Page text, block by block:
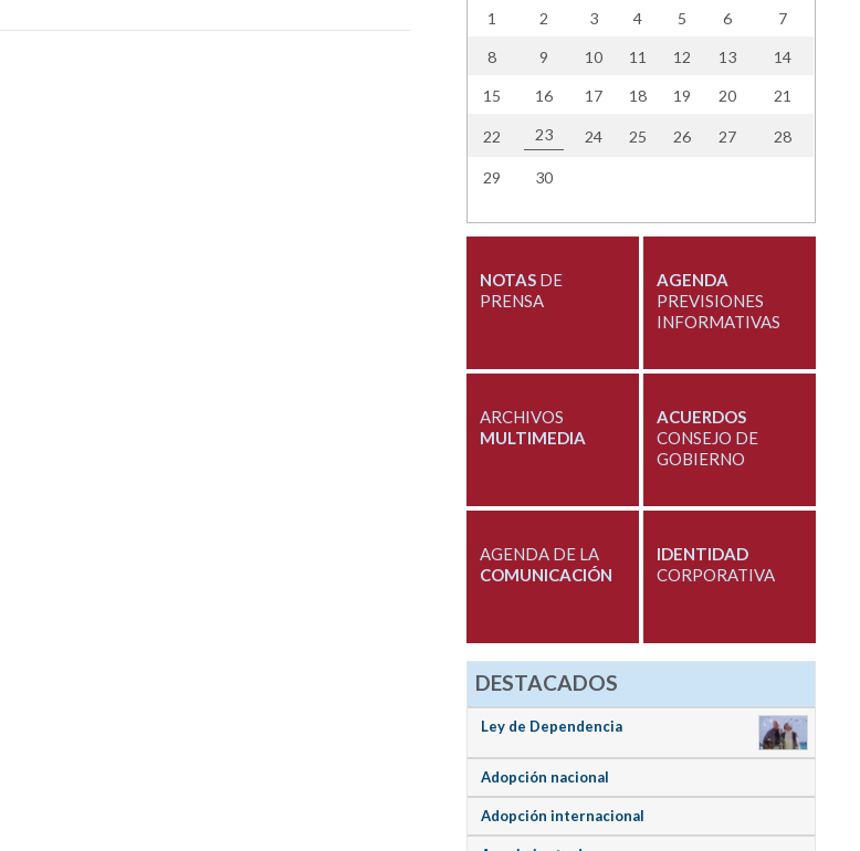
1 2 3 4 5 6 7
8 9 10 11 12 13 14
15 16 17 18 19 20 21
22 23 24 25 26 27 28
29 30
NOTASDE
PRENSA
AGENDA
PREVISIONES
INFORMATIVAS
ARCHIVOS
MULTIMEDIA
ACUERDOS
CONSEJO DE
GOBIERNO
AGENDA DE LA
COMUNICACIÓN
IDENTIDAD
CORPORATIVA
DESTACADOS
Ley de Dependencia
Adopción nacional
Adopción internacional